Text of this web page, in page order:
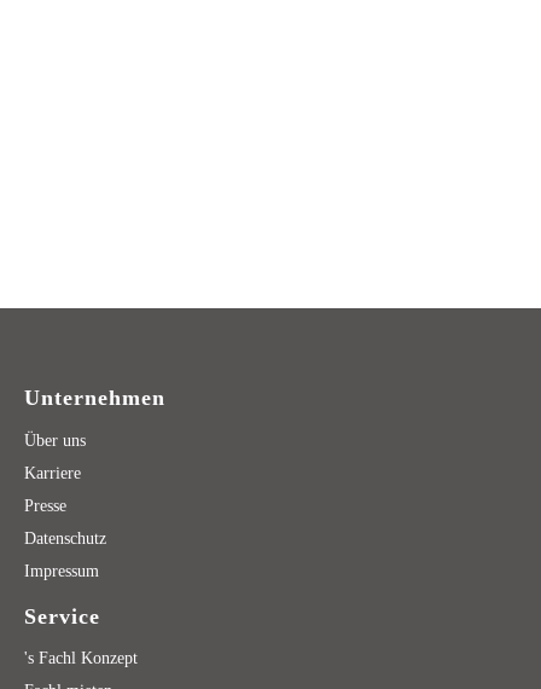
Unternehmen
Über uns
Karriere
Presse
Datenschutz
Impressum
Service
's Fachl Konzept